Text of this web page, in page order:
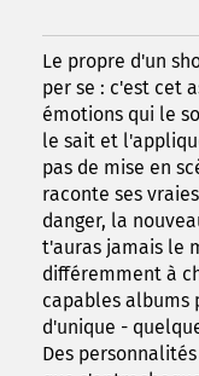
Le propre d'un
per se : c'est cet
émotions qui le
le sait et
pas de mise en
raconte ses
danger, la
t'auras jamais le
différemment à
capables albums
d'unique -
Des